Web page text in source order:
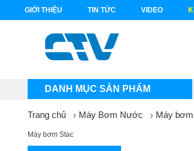
GIỚI THIỆU TIN TỨC VIDEO
DANH MỤC SẢN PHẨM
Trang chủ Máy Bơm Nước Máy
Máy bơm Stac